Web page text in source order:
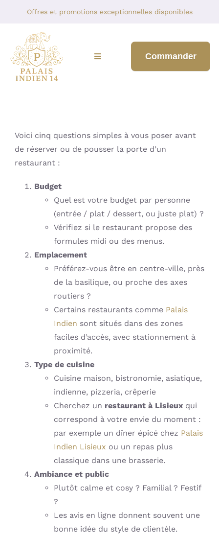
content
Offres et promotions exceptionnelles disponibles
Toggle
Navigation
À PROPOS DE NOUS
CONTACTEZ-NOUS
Commander
Voici cinq questions simples à vous poser avant
de réserver ou de pousser la porte d’un
restaurant :
Budget
Quel est votre budget par personne
(entrée / plat / dessert, ou juste plat) ?
Vérifiez si le restaurant propose des
formules midi ou des menus.
Emplacement
Préférez-vous être en centre-ville, près
de la basilique, ou proche des axes
routiers ?
Certains restaurants comme Palais
Indien sont situés dans des zones
faciles d’accès, avec stationnement à
proximité.
Type de cuisine
Cuisine maison, bistronomie, asiatique,
indienne, pizzeria, crêperie
Cherchez un restaurant à Lisieuxqui
correspond à votre envie du moment :
par exemple un dîner épicé chez Palais
Indien Lisieux ou un repas plus
classique dans une brasserie.
Ambiance et public
Plutôt calme et cosy ? Familial ? Festif
?
Les avis en ligne donnent souvent une
bonne idée du style de clientèle.